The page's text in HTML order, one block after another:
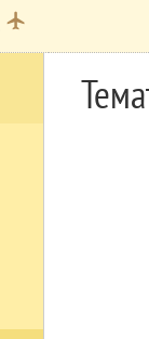
local_airport